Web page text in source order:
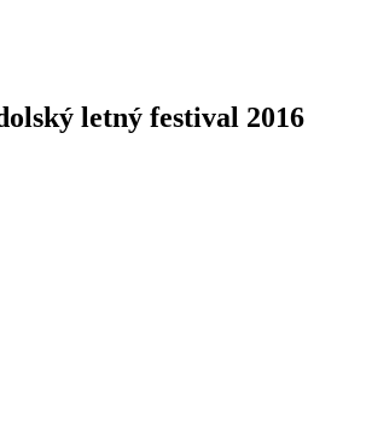
letný festival 2016